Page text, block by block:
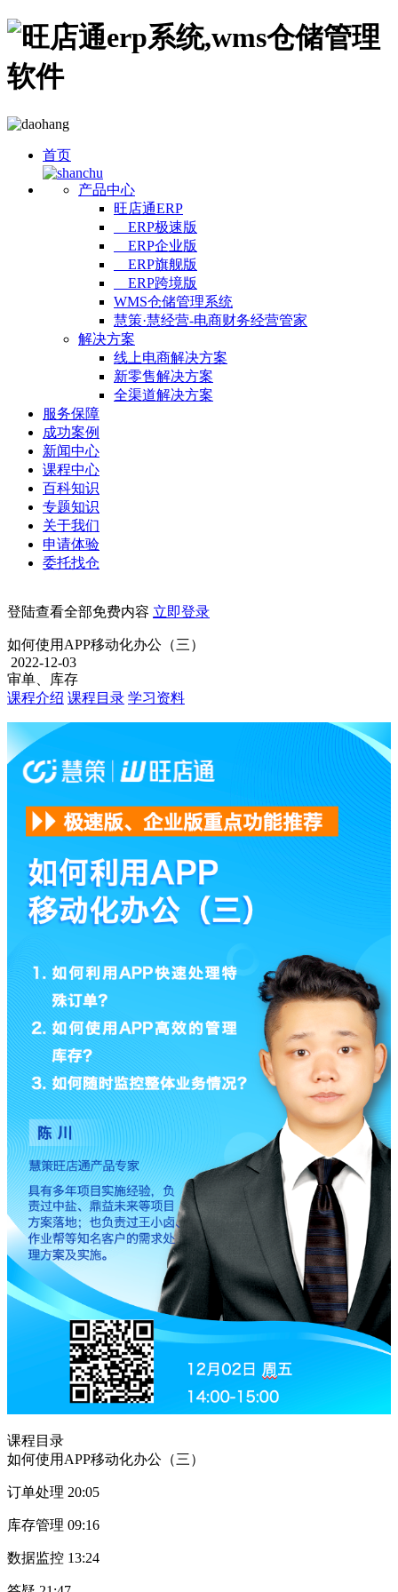
首页
产品中心
旺店通ERP
ERP极速版
ERP企业版
ERP旗舰版
ERP跨境版
WMS仓储管理系统
慧策·慧经营-电商财务经营管家
解决方案
线上电商解决方案
新零售解决方案
全渠道解决方案
服务保障
成功案例
新闻中心
课程中心
百科知识
专题知识
关于我们
申请体验
委托找仓
登陆查看全部免费内容 立即登录
如何使用APP移动化办公（三）
2022-12-03
审单、库存
课程介绍 课程目录 学习资料
课程目录
如何使用APP移动化办公（三）
订单处理 20:05
库存管理 09:16
数据监控 13:24